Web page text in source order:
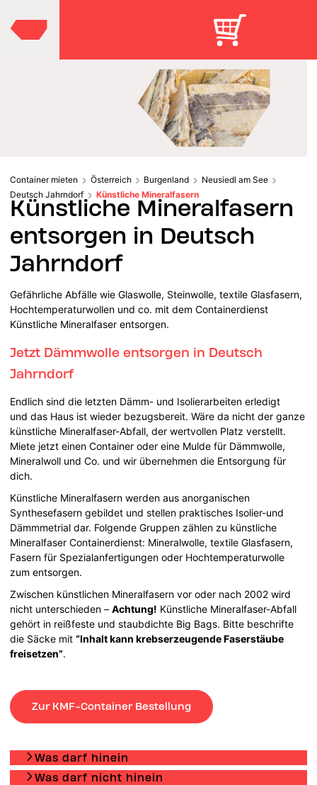
Container mieten Österreich Burgenland
Neusiedl am See
Deutsch Jahrndorf
Künstliche Mineralfasern
Künstliche Mineralfasern
entsorgen in Deutsch
Jahrndorf
Gefährliche Abfälle wie Glaswolle, Steinwolle, textile Glasfasern,
Hochtemperaturwollen und co. mit dem Containerdienst
Künstliche Mineralfaser entsorgen.
Jetzt Dämmwolle entsorgen in Deutsch
Jahrndorf
Endlich sind die letzten Dämm- und Isolierarbeiten erledigt
und das Haus ist wieder bezugsbereit. Wäre da nicht der ganze
künstliche Mineralfaser-Abfall, der wertvollen Platz verstellt.
Miete jetzt einen Container oder eine Mulde für Dämmwolle,
Mineralwoll und Co. und wir übernehmen die Entsorgung für
dich.
Künstliche Mineralfasern werden aus anorganischen
Synthesefasern gebildet und stellen praktisches Isolier-und
Dämmmetrial dar. Folgende Gruppen zählen zu künstliche
Mineralfaser Containerdienst: Mineralwolle, textile Glasfasern,
Fasern für Spezialanfertigungen oder Hochtemperaturwolle
zum entsorgen.
Zwischen künstlichen Mineralfasern vor oder nach 2002 wird
nicht unterschieden –Achtung! Künstliche Mineralfaser-Abfall
gehört in reißfeste und staubdichte Big Bags. Bitte beschrifte
die Säcke mit“Inhalt kann krebserzeugende Faserstäube
freisetzen”.
Zur KMF-Container Bestellung
Was darf hinein
Was darf nicht hinein